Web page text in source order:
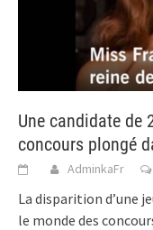
Une candidate de
concours plongé
AdminkaFr
La disparition d’une
le monde des